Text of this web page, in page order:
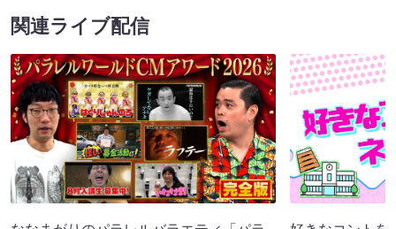
関連ライブ配信